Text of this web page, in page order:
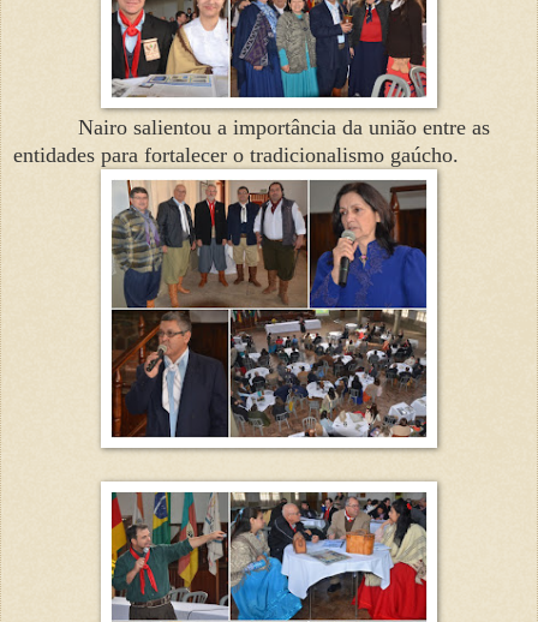
Nairo salientou a importância da união entre as
entidades para fortalecer o tradicionalismo gaúcho.